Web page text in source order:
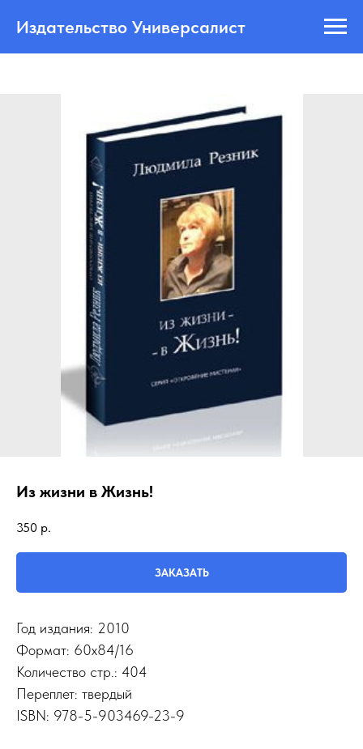
Издательство Универсалист
Из жизни в Жизнь!
350 р.
ЗАКАЗАТЬ
Год издания: 2010
Формат: 60х84/16
Количество стр.: 404
Переплет: твердый
ISBN: 978-5-903469-23-9